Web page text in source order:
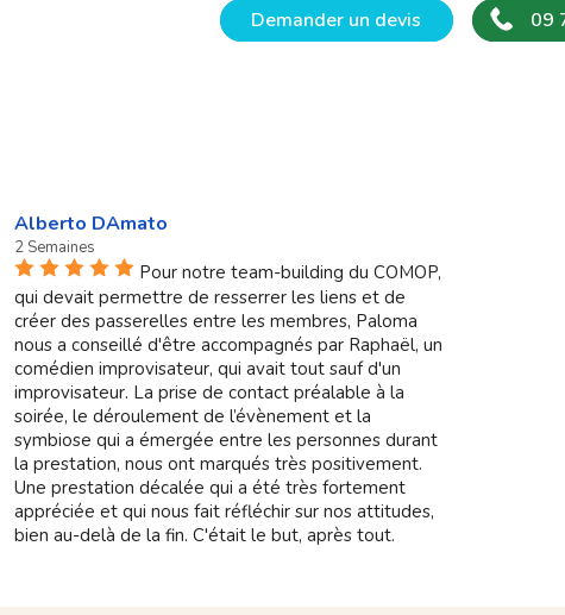
Demander un devis 09
Alberto DAmato
2 Semaines
Pour notre team-building du COMOP,
qui devait permettre de resserrer les liens et de
créer des passerelles entre les membres, Paloma
nous a conseillé d'être accompagnés par Raphaël, un
comédien improvisateur, qui avait tout sauf d'un
improvisateur. La prise de contact préalable à la
soirée, le déroulement de l’évènement et la
symbiose qui a émergée entre les personnes durant
la prestation, nous ont marqués très positivement.
Une prestation décalée qui a été très fortement
appréciée et qui nous fait réfléchir sur nos attitudes,
bien au-delà de la fin. C'était le but, après tout.